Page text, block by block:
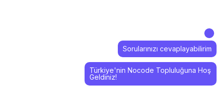
Türkiye'nin Nocode Topluluğuna Hoş
Geldiniz!
Sorularınızı cevaplayabilirim